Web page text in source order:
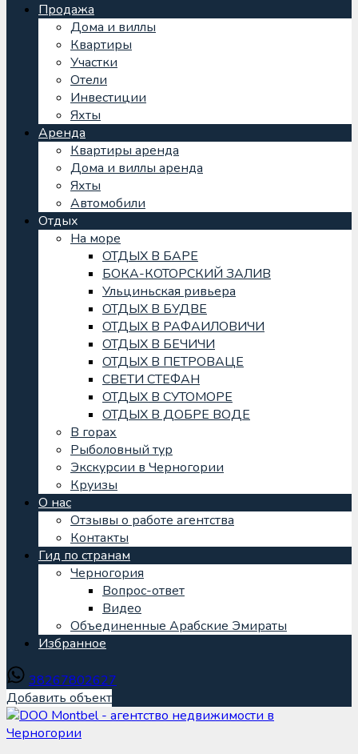
Продажа
Дома и виллы
Квартиры
Участки
Отели
Инвестиции
Яхты
Аренда
Квартиры аренда
Дома и виллы аренда
Яхты
Автомобили
Отдых
На море
ОТДЫХ В БАРЕ
БОКА-КОТОРСКИЙ ЗАЛИВ
Ульциньская ривьера
ОТДЫХ В БУДВЕ
ОТДЫХ В РАФАИЛОВИЧИ
ОТДЫХ В БЕЧИЧИ
ОТДЫХ В ПЕТРОВАЦЕ
СВЕТИ СТЕФАН
ОТДЫХ В СУТОМОРЕ
ОТДЫХ В ДОБРЕ ВОДЕ
В горах
Рыболовный тур
Экскурсии в Черногории
Круизы
О нас
Отзывы о работе агентства
Контакты
Гид по странам
Черногория
Вопрос-ответ
Видео
Объединенные Арабские Эмираты
Избранное
38267802627
Добавить объект